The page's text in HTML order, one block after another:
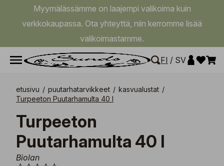
Myymälässämme on laajempi valikoima kuin
verkkokaupassa. Ota yhteyttä, niin kerromme lisää
valikoimastamme.
FI / SV
etusivu / puutarhatarvikkeet / kasvualustat /
Turpeeton Puutarhamulta 40 l
Turpeeton
Puutarhamulta 40 l
Biolan